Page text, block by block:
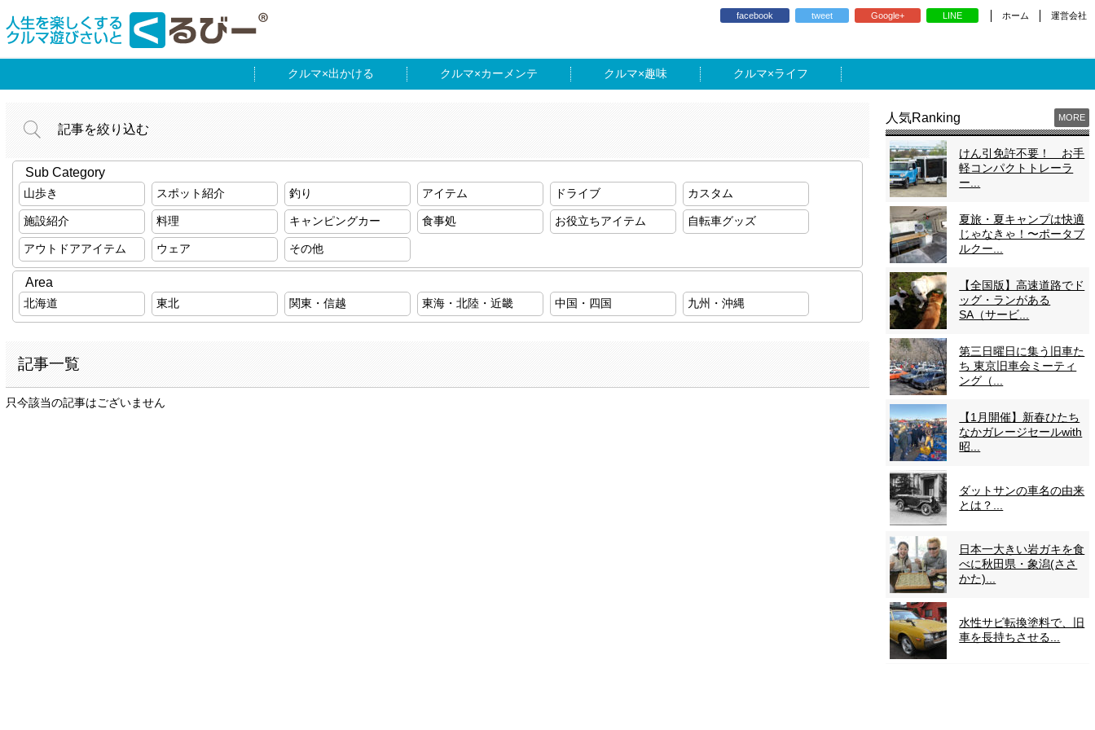
facebook tweet Google+ LINE ホーム 運営会社
出かける カーメンテ 趣味 ライフ
記事を絞り込む
Sub Category
山歩き スポット紹介 釣り アイテム ドライブ カスタム
施設紹介 料理 キャンピングカー 食事処 お役立ちアイテム 自転車グッズ
アウトドアアイテム ウェア その他
Area
北海道 東北 関東・信越 東海・北陸・近畿 中国・四国 九州・沖縄
記事一覧
只今該当の記事はございません
人気Ranking MORE
けん引免許不要！ お手
軽コンパクトトレーラ
ー...
夏旅・夏キャンプは快適
じゃなきゃ！〜ポータブ
ルクー...
【全国版】高速道路でド
ッグ・ランがある
SA（サービ...
第三日曜日に集う旧車た
ち 東京旧車会ミーティ
ング（...
【1月開催】新春ひたち
なかガレージセールwith
昭...
ダットサンの車名の由来
とは？...
日本一大きい岩ガキを食
べに秋田県・象潟(ささ
かた)...
水性サビ転換塗料で、旧
車を長持ちさせる...